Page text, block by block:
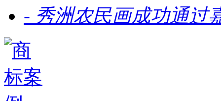
- 秀洲农民画成功通过